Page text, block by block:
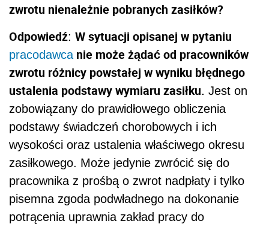
zwrotu nienależnie pobranych zasiłków?
Odpowiedź: W sytuacji opisanej w pytaniu
pracodawcanie może żądać od pracowników
zwrotu różnicy powstałej w wyniku błędnego
ustalenia podstawy wymiaru zasiłku. Jest on
zobowiązany do prawidłowego obliczenia
podstawy świadczeń chorobowych i ich
wysokości oraz ustalenia właściwego okresu
zasiłkowego. Może jedynie zwrócić się do
pracownika z prośbą o zwrot nadpłaty i tylko
pisemna zgoda podwładnego na dokonanie
potrącenia uprawnia zakład pracy do